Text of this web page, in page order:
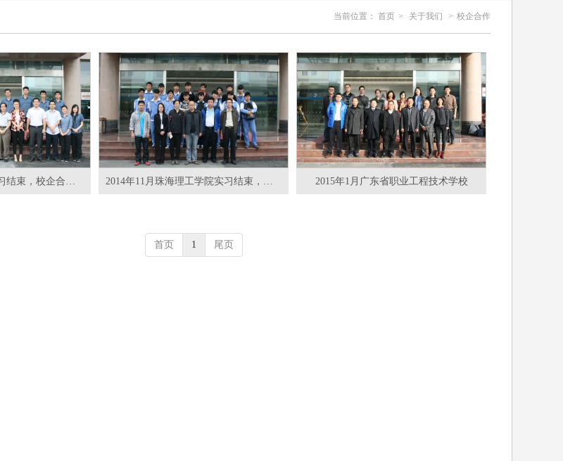
当前位置： 首页 > 关于我们 > 校企合作
2014年10月特检院实习结束，校企合作促进人才培养 2014年11月珠海理工学院实习结束，校企合作促进培养人才 2015年1月广东省职业工程技术学校
首页 1 尾页